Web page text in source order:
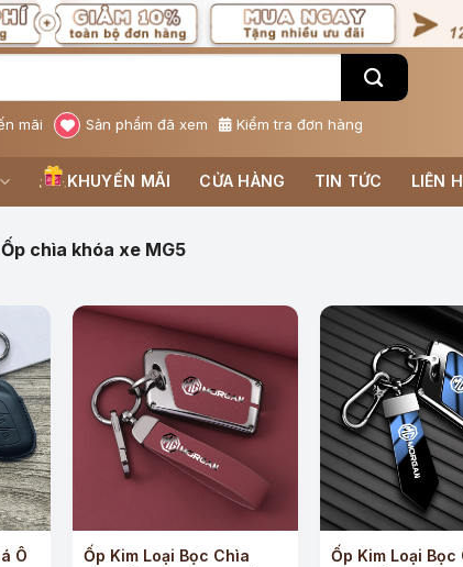
mãi Sản phẩm đã xem Kiểm tra đơn hàng
KHUYẾN MÃI CỬA HÀNG TIN TỨC LIÊN
Ốp chìa khóa xe MG5
Ô
Ốp Kim Loại Bọc Chìa
Ốp Kim Loại Bọc